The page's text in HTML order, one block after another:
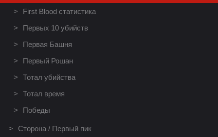
First Blood статистика
Первых 10 убийств
Первая Башня
Первый Рошан
Тотал убийства
Тотал время
Победы
Сторона / Первый пик